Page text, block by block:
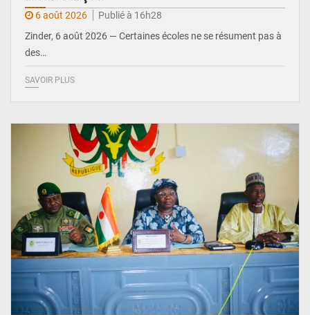
6 août 2026
Publié à 16h28
Zinder, 6 août 2026 — Certaines écoles ne se résument pas à
des…
SAVOIR PLUS